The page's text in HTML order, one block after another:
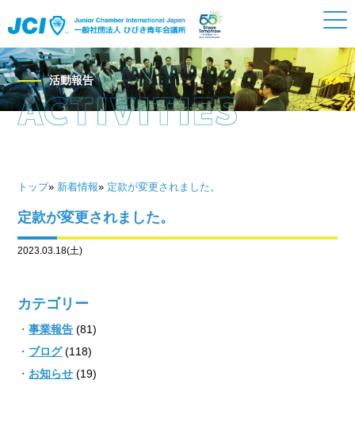
活動報告
トップ» 新着情報» 定款が変更されました。
定款が変更されました。
2023.03.18(土)
カテゴリー
事業報告 (81)
ブログ(118)
お知らせ (19)